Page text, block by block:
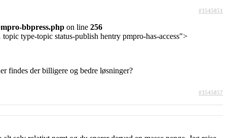
#3545051
bbpress.php on line 256
type-topic status-publish hentry pmpro-has-access">
findes der billigere og bedre løsninger?
#3545057